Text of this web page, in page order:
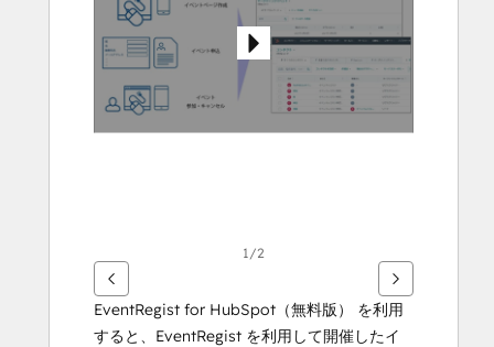
elementer
1/2
EventRegist for HubSpot（無料版） を利用
すると、EventRegist を利用して開催したイ